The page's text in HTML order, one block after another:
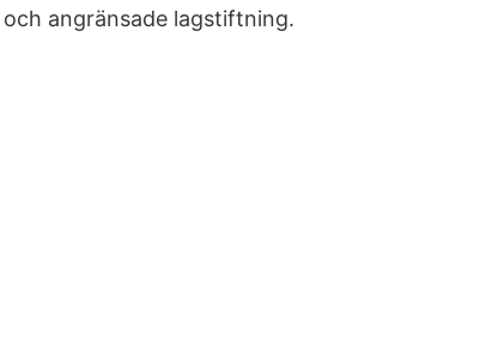
angränsade lagstiftning.